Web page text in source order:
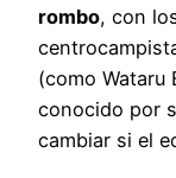
rombo, con
(como Wataru
conocido por
cambiar si el